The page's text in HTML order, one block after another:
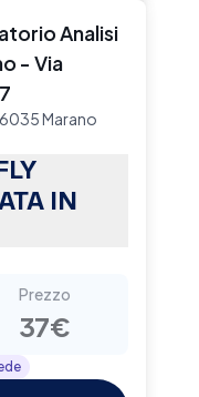
Analisi
- Via
Marano
IN
Prezzo
37€